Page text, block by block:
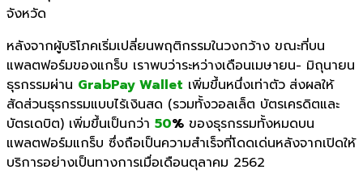
จังหวัด
หลังจากผู้บริโภคเริ่มเปลี่ยนพฤติกรรมในวงกว้าง ขณะที่บน
แพลตฟอร์มของแกร็บ เราพบว่าระหว่างเดือนเมษายน- มิถุนายน
ธุรกรรมผ่าน GrabPay Wallet เพิ่มขึ้นหนึ่งเท่าตัว ส่งผลให้
สัดส่วนธุรกรรมแบบไร้เงินสด (รวมทั้งวอลเล็ต บัตรเครดิตและ
บัตรเดบิต) เพิ่มขึ้นเป็นกว่า 50% ของธุรกรรมทั้งหมดบน
แพลตฟอร์มแกร็บ ซึ่งถือเป็นความสำเร็จที่โดดเด่นหลังจากเปิดให้
บริการอย่างเป็นทางการเมื่อเดือนตุลาคม 2562